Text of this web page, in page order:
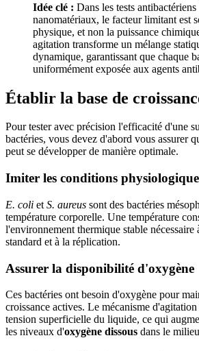
Idée clé : Dans les tests antibactériens
nanomatériaux, le facteur limitant est
physique, et non la puissance
agitation transforme un mélange
dynamique, garantissant que chaque
uniformément exposée aux agents
Établir la base de
Pour tester avec précision l'efficacité d'une
bactéries, vous devez d'abord vous assurer
peut se développer de manière optimale.
Imiter les conditions
E. coli et S. aureus sont des bactéries
température corporelle. Une température
l'environnement thermique stable
standard et à la réplication.
Assurer la disponibilité d'oxygène
Ces bactéries ont besoin d'oxygène pour
croissance actives. Le mécanisme
tension superficielle du liquide, ce qui
les niveaux d'oxygène dissous dans le